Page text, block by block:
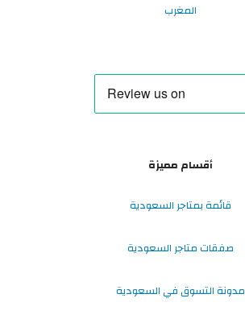
المغرب
أقسام مميزة
قائمة بمتاجر السعودية
صفقات متاجر السعودية
مدونة التسوق في السعودية